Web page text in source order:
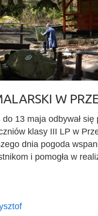
W
13 maja odbywał się
klasy III LP w
dnia pogoda
i pomogła w